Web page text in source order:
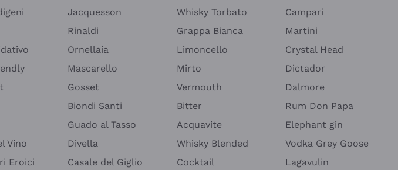
Vino
Eroici
Jacquesson
Rinaldi
Ornellaia
Mascarello
Gosset
Biondi Santi
Guado al Tasso
Divella
Casale del Giglio
Whisky Torbato
Grappa Bianca
Limoncello
Mirto
Vermouth
Bitter
Acquavite
Whisky Blended
Cocktail
Campari
Martini
Crystal Head
Dictador
Dalmore
Rum Don Papa
Elephant gin
Vodka Grey Goose
Lagavulin